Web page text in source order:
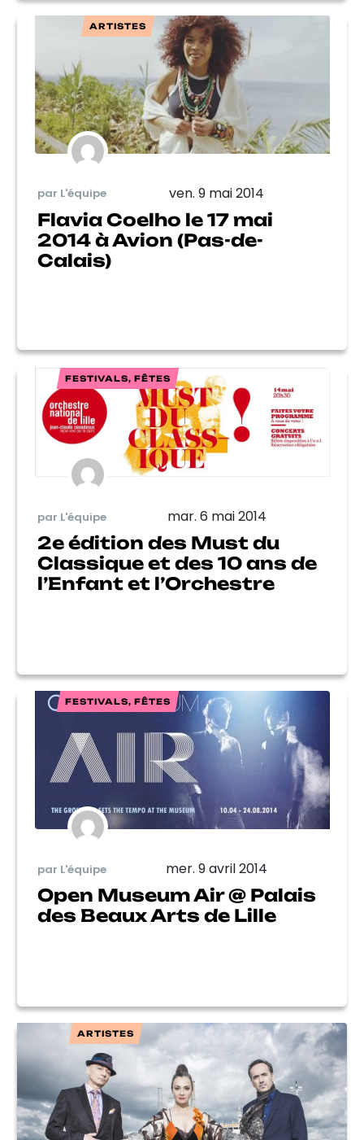
ARTISTES
par L'équipe ven. 9 mai 2014
Flavia Coelho le 17 mai
2014 à Avion (Pas-de-
Calais)
FESTIVALS, FÊTES
par L'équipe mar. 6 mai 2014
2e édition des Must du
Classique et des 10 ans de
l’Enfant et l’Orchestre
FESTIVALS, FÊTES
par L'équipe mer. 9 avril 2014
Open Museum Air @ Palais
des Beaux Arts de Lille
ARTISTES